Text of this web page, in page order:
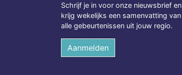
Schrijf je in voor onze nieuwsbrief en
krijg wekelijks een samenvatting van
alle gebeurtenissen uit jouw regio.
Aanmelden